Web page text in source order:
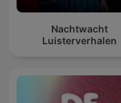
Nachtwacht
Luisterverhalen